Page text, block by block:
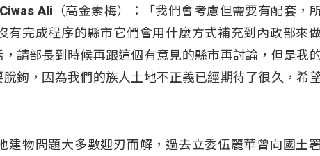
Ali（高金素梅）：「我們會考慮但需要有配套，
有完成程序的縣市它們會用什麼方式補充到內政部來
請部長到時候再跟這個有意見的縣市再討論，但是我
鉤，因為我們的族人土地不正義已經期待了很久，希
建物問題大多數迎刃而解，過去立委伍麗華曾向國土